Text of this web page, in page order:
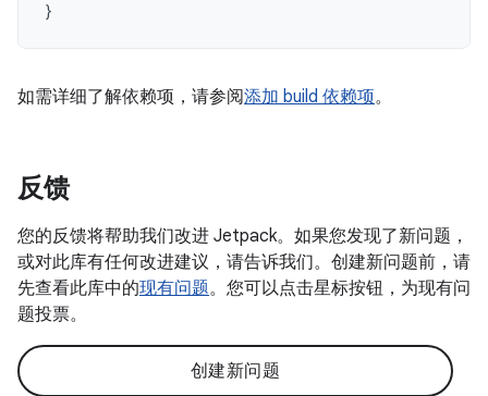
}
如需详细了解依赖项，请参阅添加 build 依赖项。
反馈
您的反馈将帮助我们改进 Jetpack。如果您发现了新问题，
或对此库有任何改进建议，请告诉我们。创建新问题前，请
先查看此库中的现有问题。您可以点击星标按钮，为现有问
题投票。
创建新问题